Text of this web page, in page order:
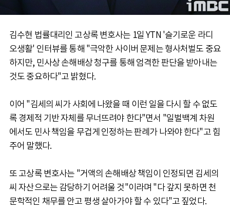
김수현 법률대리인 고상록 변호사는 1일 YTN '슬기로운 라디
오생활' 인터뷰를 통해 "극악한 사이버 문제는 형사처벌도 중요
하지만, 민사상 손해배상 청구를 통해 엄격한 판단을 받아내는
것도 중요하다"고 밝혔다.
이어 "김세의 씨가 사회에 나왔을 때 이런 일을 다시 할 수 없도
록 경제적 기반 자체를 무너뜨려야 한다"면서 "일벌백계 차원
에서도 민사 책임을 무겁게 인정하는 판례가 나와야 한다"고 힘
주어 말했다.
또 고상록 변호사는 "거액의 손해배상 책임이 인정되면 김세의
씨 자산으로는 감당하기 어려울 것"이라며 "다 갚지 못하면 천
문학적인 채무를 안고 평생 살아가야 할 수 있다"고 짚었다.